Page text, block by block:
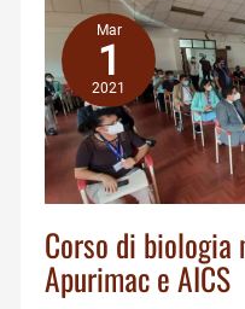
a
Cuzco
Mar
1
2021
Corso di biologia
Apurimac e AICS